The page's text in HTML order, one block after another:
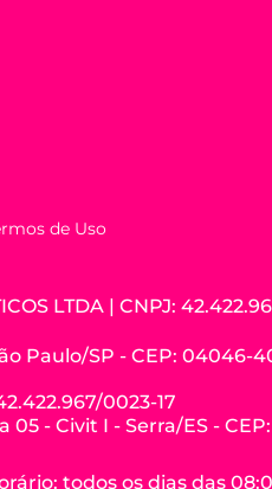
de Uso
LTDA | CNPJ:
Paulo/SP - CEP: 04046-
0023-17
- Civit I - Serra/ES -
todos os dias das